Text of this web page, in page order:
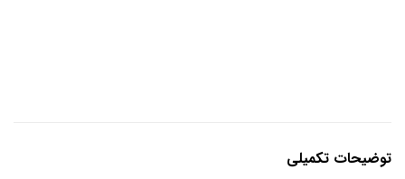
توضیحات تکمیلی